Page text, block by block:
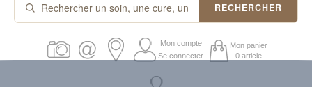
PROMOS
RECHERCHER
Mon compte
Se connecter
Mon panier
0 article